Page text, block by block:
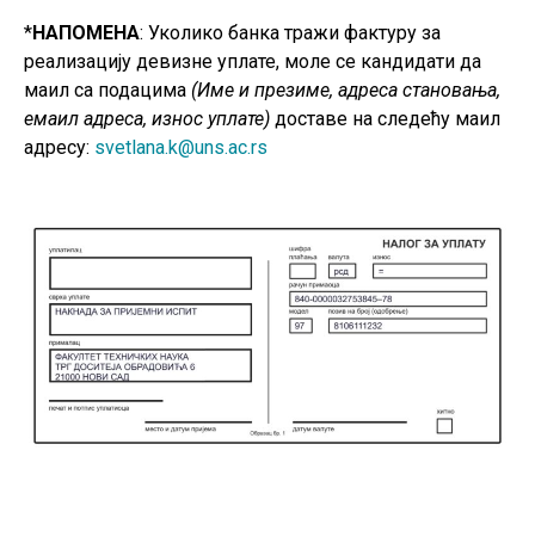
*НАПОМЕНА: Уколико банка тражи фактуру за
реализацију девизне уплате, моле се кандидати да
маил са подацима (Име и презиме, адреса становања,
емаил адреса, износ уплате) доставе на следећу маил
адресу: svetlana.k@uns.ac.rs